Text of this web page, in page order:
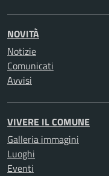
NOVITÀ
Notizie
Comunicati
Avvisi
VIVERE IL COMUNE
Galleria immagini
Luoghi
Eventi